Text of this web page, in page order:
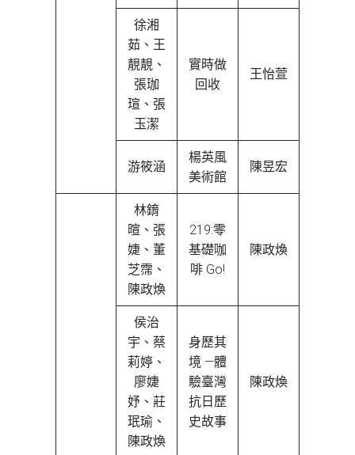
徐湘
茹、王
靚靚、
張珈
瑄、張
玉潔
實時做
回收
王怡萱
游筱涵
楊英風
美術館
陳昱宏
林錥
暄、張
婕、董
芝霈、
陳政煥
219:零
基礎咖
啡 Go!
陳政煥
侯治
宇、蔡
莉婷、
廖婕
妤、莊
珉瑜、
陳政煥
身歷其
境 —體
驗臺灣
抗日歷
史故事
陳政煥